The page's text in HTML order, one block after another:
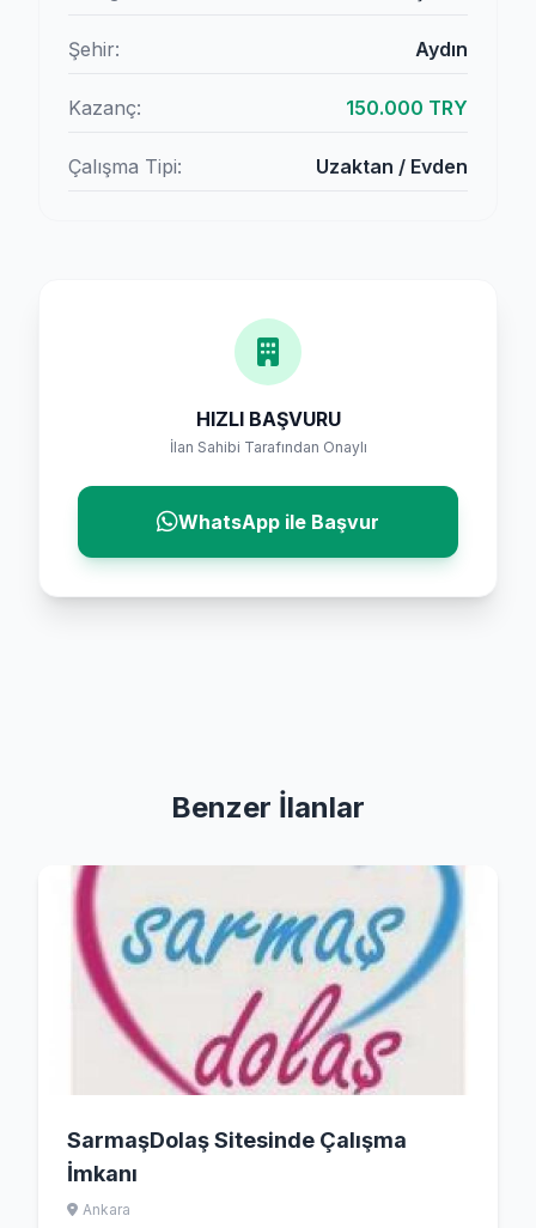
Şehir: Aydın
Kazanç: 150.000 TRY
Çalışma Tipi: Uzaktan / Evden
HIZLI BAŞVURU
İlan Sahibi Tarafından Onaylı
WhatsApp ile Başvur
Benzer İlanlar
SarmaşDolaş Sitesinde Çalışma
İmkanı
Ankara